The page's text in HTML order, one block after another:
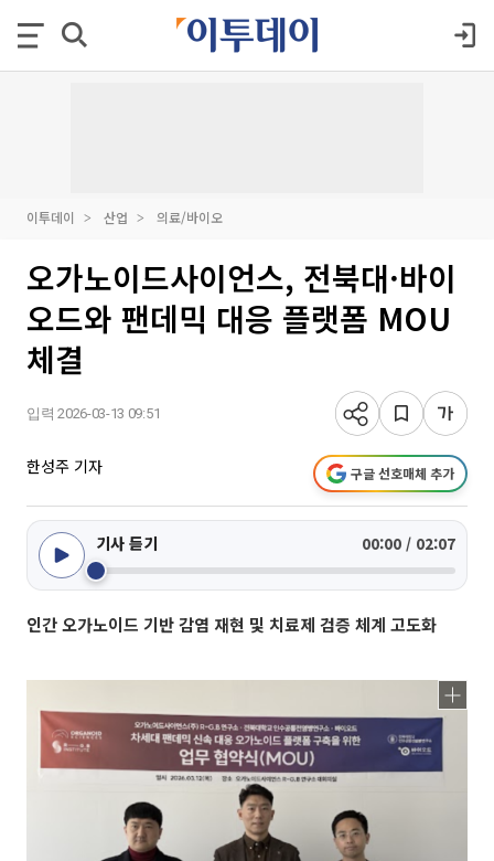
이투데이 산업 의료/바이오
오가노이드사이언스, 전북대·바이
오드와 팬데믹 대응 플랫폼 MOU
체결
입력 2026-03-13 09:51
한성주 기자 구글 선호매체 추가
기사 듣기 00:00 / 02:07
인간 오가노이드 기반 감염 재현 및 치료제 검증 체계 고도화